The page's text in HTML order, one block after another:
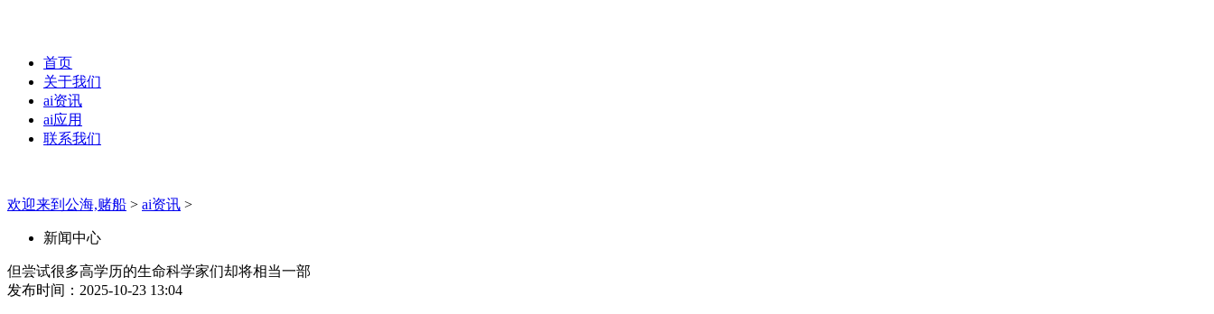
首页
关于我们
ai资讯
ai应用
联系我们
欢迎来到公海,赌船 > ai资讯 >
新闻中心
但尝试很多高学历的生命科学家们却将相当一部
发布时间：2025-10-23 13:04